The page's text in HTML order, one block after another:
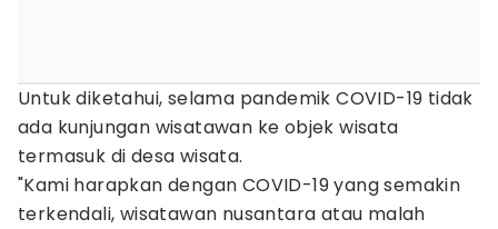
Untuk diketahui, selama pandemik COVID-19 tidak
ada kunjungan wisatawan ke objek wisata
termasuk di desa wisata.
"Kami harapkan dengan COVID-19 yang semakin
terkendali, wisatawan nusantara atau malah